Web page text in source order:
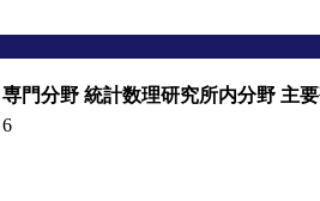
専門分野 統計数理研究所内分野 主
6